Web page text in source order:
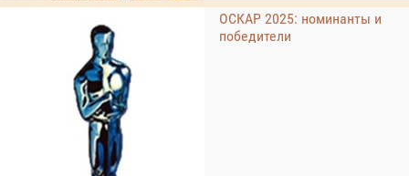
ОСКАР 2025: номинанты и
победители